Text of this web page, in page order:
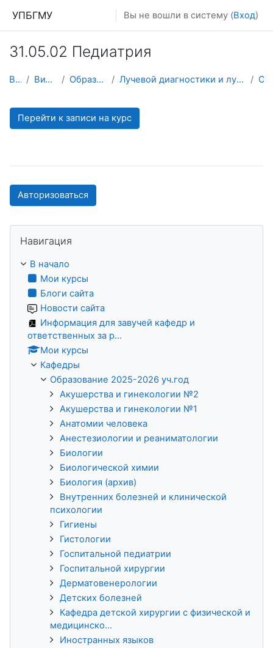
УПБГМУ Вы не вошли в систему (Вход)
31.05.02 Педиатрия
В начало Витрина курсов 3KL Образование 2025-2026 уч.год Лучевой диагностики и лучевой терапии, ядерной медицины и радиотерапии с курсами ИДПО
Перейти к записи на курс
Авторизоваться
Навигация
В начало
Мои курсы
Блоги сайта
Новости сайта
Информация для завучей кафедр и
ответственных за р...
Мои курсы
Кафедры
Образование 2025-2026 уч.год
Акушерства и гинекологии №2
Акушерства и гинекологии №1
Анатомии человека
Анестезиологии и реаниматологии
Биологии
Биологической химии
Биология (архив)
Внутренних болезней и клинической
психологии
Гигиены
Гистологии
Госпитальной педиатрии
Госпитальной хирургии
Дерматовенерологии
Детских болезней
Кафедра детской хирургии с физической и
медицинско...
Иностранных языков